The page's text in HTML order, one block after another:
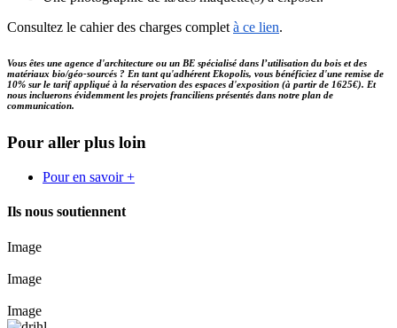
Consultez le cahier des charges complet à ce lien.
Vous êtes une agence d'architecture ou un BE spécialisé dans l’utilisation du bois et des
matériaux bio/géo-sourcés ? En tant qu'adhérent Ekopolis, vous bénéficiez d'une remise de
10% sur le tarif appliqué à la réservation des espaces d'exposition (à partir de 1625€). Et
nous incluerons évidemment les projets franciliens présentés dans notre plan de
communication.
Pour aller plus loin
Pour en savoir +
Ils nous soutiennent
Image
Image
Image